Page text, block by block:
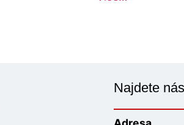
Najdete nás